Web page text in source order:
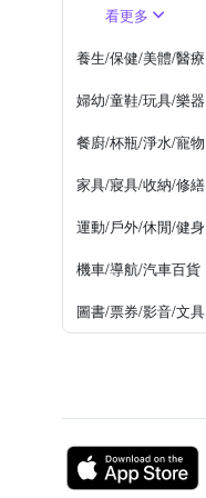
看更多
養生/保健/美體/醫療
婦幼/童鞋/玩具/樂器
餐廚/杯瓶/淨水/寵物
家具/寢具/收納/修繕
運動/戶外/休閒/健身
機車/導航/汽車百貨
圖書/票券/影音/文具